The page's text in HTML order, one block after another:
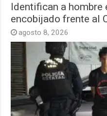
Identifican a hombre
encobijado frente al
agosto 8, 2026